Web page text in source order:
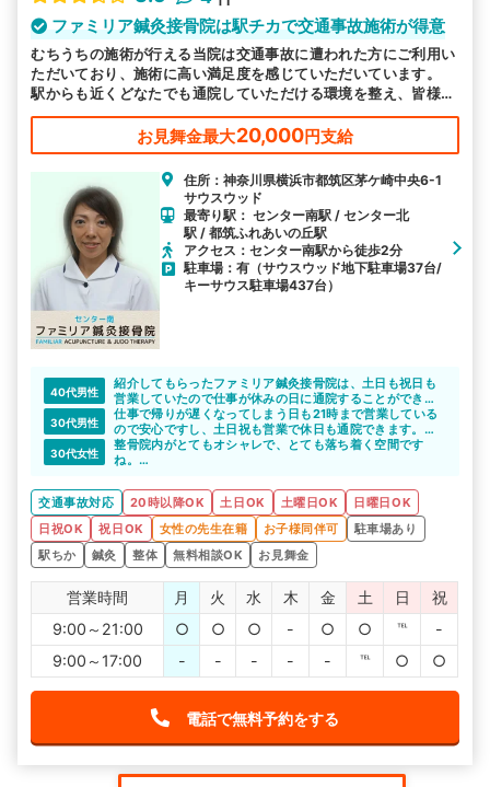
ファミリア鍼灸接骨院は駅チカで交通事故施術が得意
むちうちの施術が行える当院は交通事故に遭われた方にご利用い
ただいており、施術に高い満足度を感じていただいています。
駅からも近くどなたでも通院していただける環境を整え、皆様の
お越しをお待ちしております。
お見舞金最大20,000円支給
住所：神奈川県横浜市都筑区茅ケ崎中央6-1
サウスウッド
最寄り駅： センター南駅 / センター北
駅 / 都筑ふれあいの丘駅
アクセス：センター南駅から徒歩2分
駐車場：有（サウスウッド地下駐車場37台/
キーサウス駐車場437台）
40代男性
紹介してもらったファミリア鍼灸接骨院は、土日も祝日も
営業していたので仕事が休みの日に通院することができま
した。
通院期間が長くなると、毎回平日に通うというのも難しい
時があるので大変助かりました。
30代男性
仕事で帰りが遅くなってしまう日も21時まで営業している
ので安心ですし、土日祝も営業で休日も通院できます。
無理なく継続的な通院をしやすいのが嬉しいポイントで
す。
30代女性
整骨院内がとてもオシャレで、とても落ち着く空間です
ね。
院長先生を始め、スタッフが身体の痛みや悩みに熱心に耳
を傾けてくれるので、悩みをしっかりと相談できます。
交通事故による怪我の施術だけではなく、アフターケアの
アドバイスをしてくれると思います。
交通事故対応 20時以降OK 土日OK 土曜日OK
日曜日OK
日祝OK
祝日OK 女性の先生在籍 お子様同伴可
駐車場あり
駅ちか
鍼灸 整体 無料相談OK お見舞金
営業時間 月 火 水 木 金 土 日
祝
9:00～21:00
○ ○ ○ - ○ ○ ℡
-
9:00～17:00
- - - - - ℡ ○ ○
電話で無料予約をする